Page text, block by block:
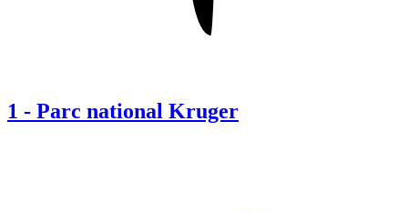
1 - Parc national Kruger